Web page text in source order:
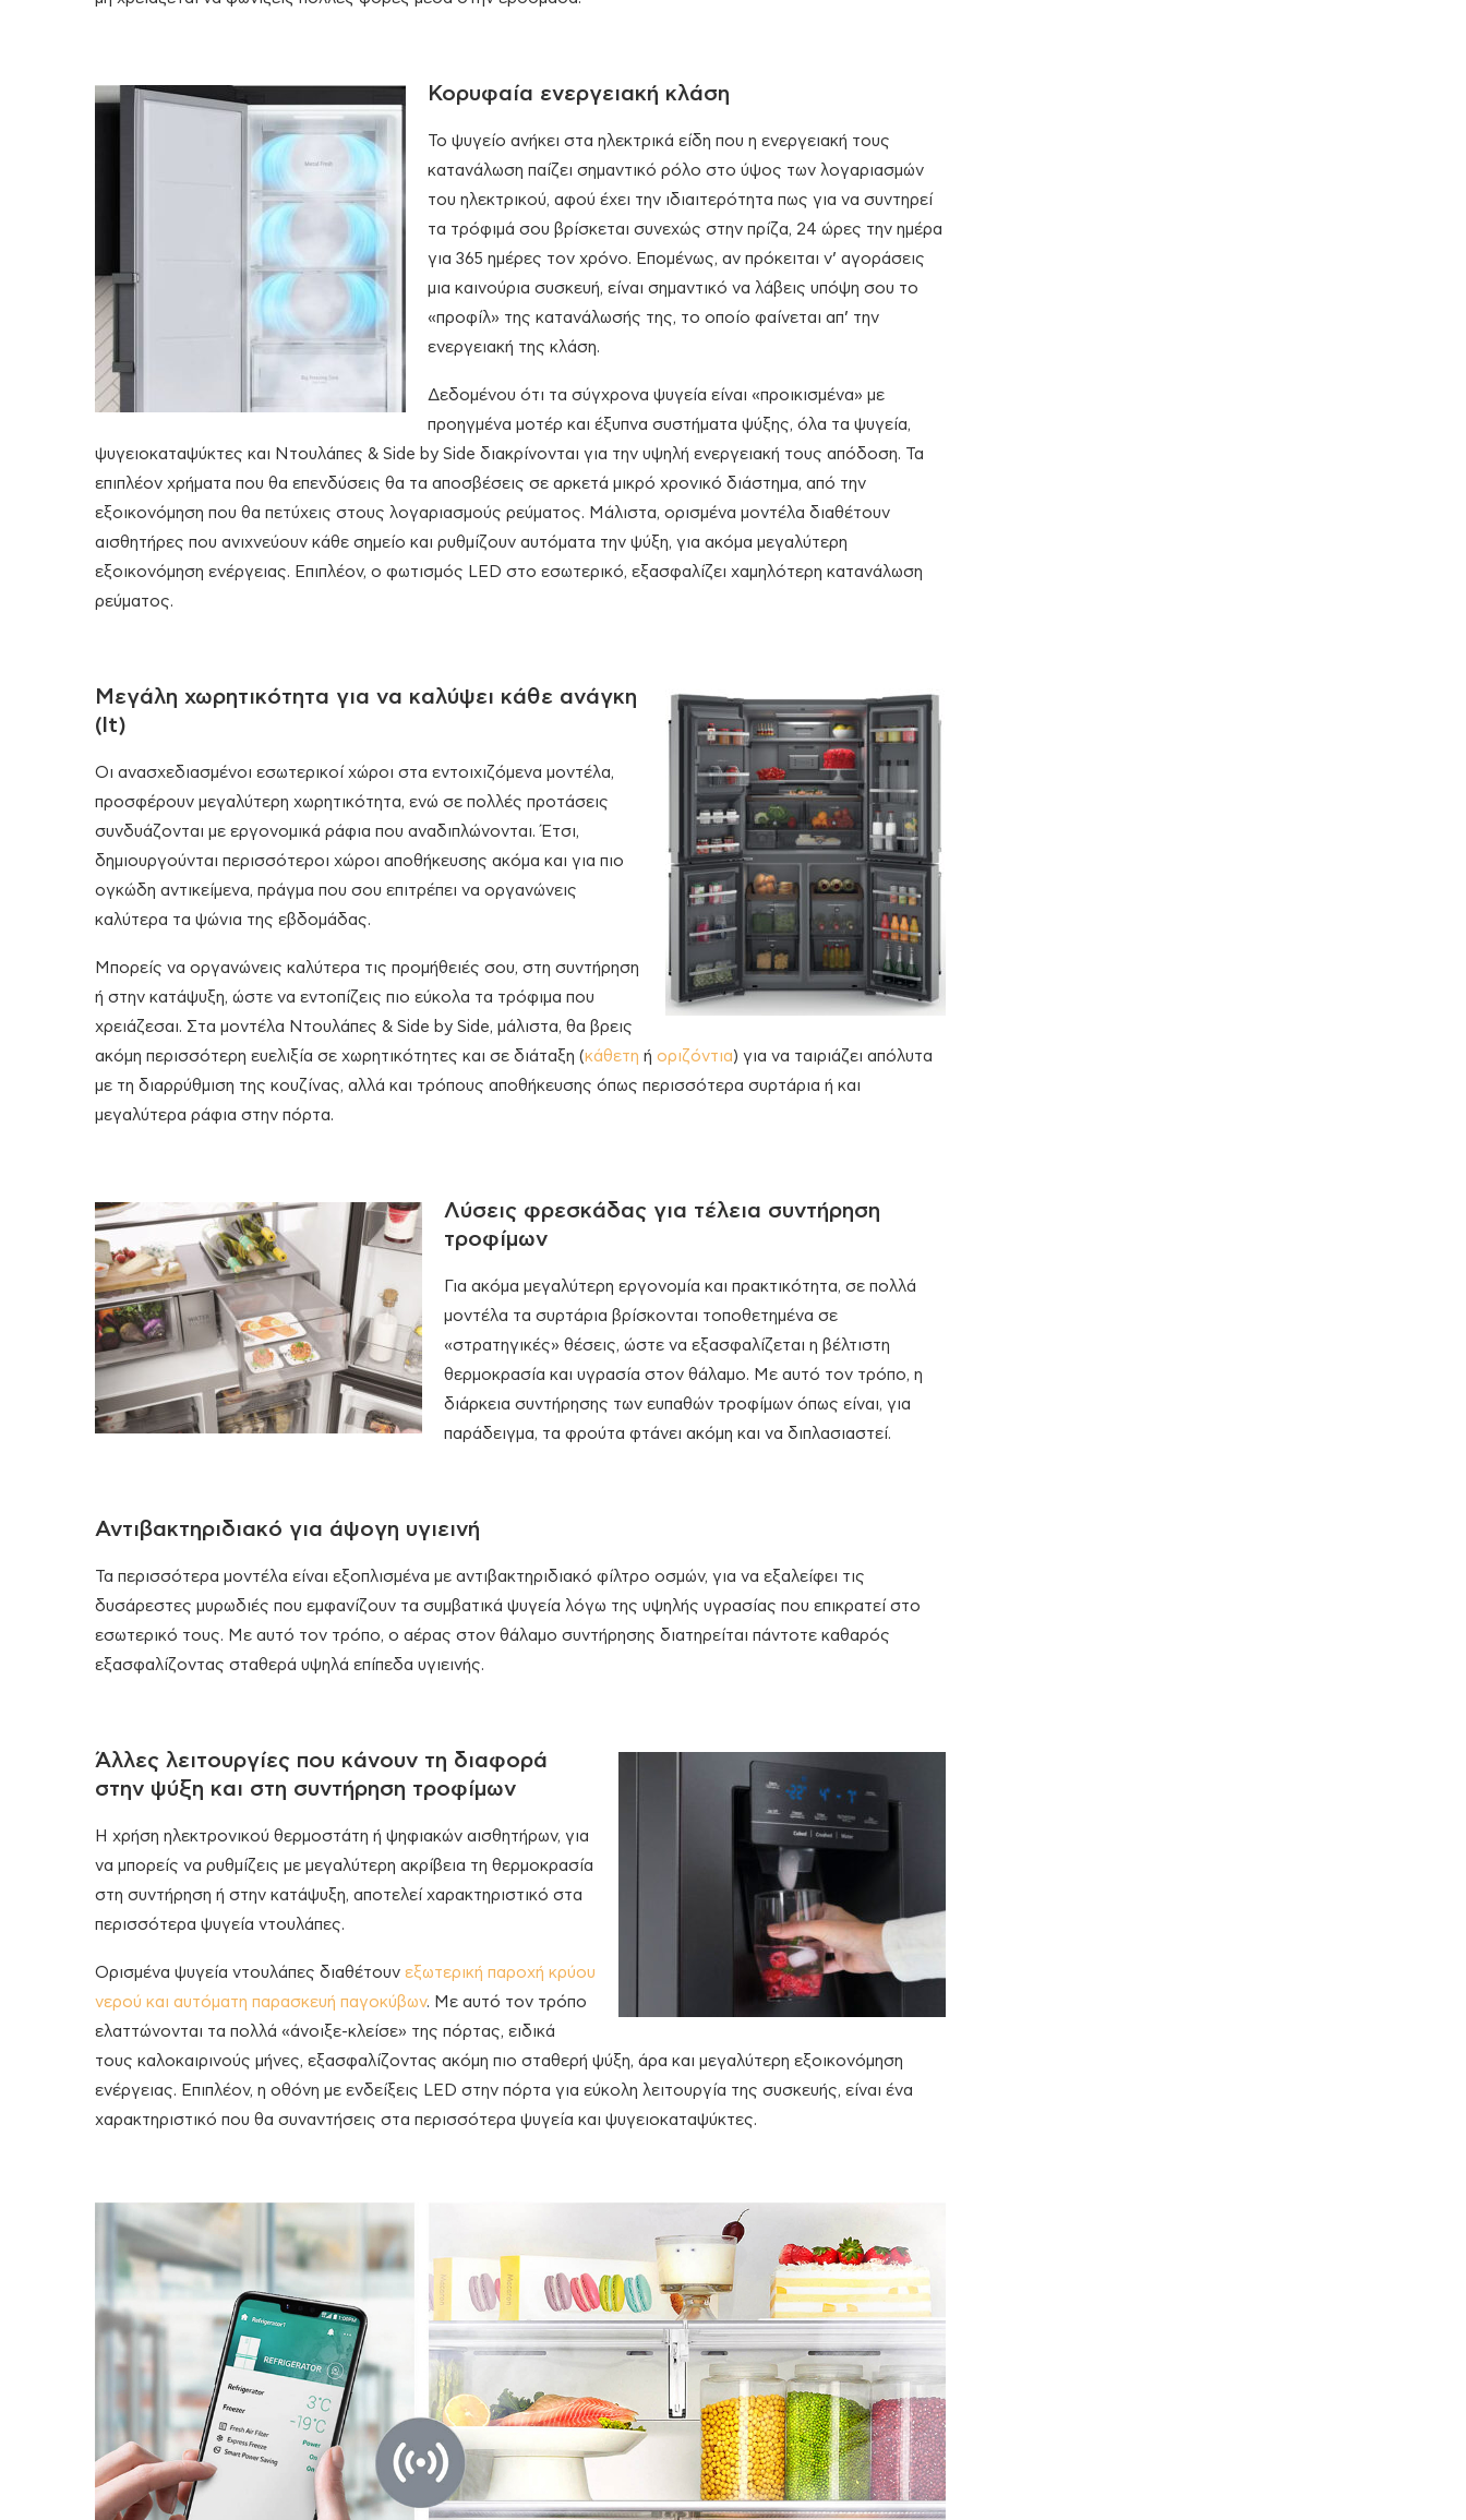
Κορυφαία ενεργειακή κλάση
Το ψυγείο ανήκει στα ηλεκτρικά είδη που η ενεργειακή τους
κατανάλωση παίζει σημαντικό ρόλο στο ύψος των λογαριασμών
του ηλεκτρικού, αφού έχει την ιδιαιτερότητα πως για να συντηρεί
τα τρόφιμά σου βρίσκεται συνεχώς στην πρίζα, 24 ώρες την ημέρα
για 365 ημέρες τον χρόνο. Επομένως, αν πρόκειται ν’ αγοράσεις
μια καινούρια συσκευή, είναι σημαντικό να λάβεις υπόψη σου το
«προφίλ» της κατανάλωσής της, το οποίο φαίνεται απ’ την
ενεργειακή της κλάση.
Δεδομένου ότι τα σύγχρονα ψυγεία είναι «προικισμένα» με
προηγμένα μοτέρ και έξυπνα συστήματα ψύξης, όλα τα ψυγεία,
ψυγειοκαταψύκτες και Ντουλάπες & Side by Side διακρίνονται για την υψηλή ενεργειακή τους απόδοση. Τα
επιπλέον χρήματα που θα επενδύσεις θα τα αποσβέσεις σε αρκετά μικρό χρονικό διάστημα, από την
εξοικονόμηση που θα πετύχεις στους λογαριασμούς ρεύματος. Μάλιστα, ορισμένα μοντέλα διαθέτουν
αισθητήρες που ανιχνεύουν κάθε σημείο και ρυθμίζουν αυτόματα την ψύξη, για ακόμα μεγαλύτερη
εξοικονόμηση ενέργειας. Επιπλέον, ο φωτισμός LED στο εσωτερικό, εξασφαλίζει χαμηλότερη κατανάλωση
ρεύματος.
Μεγάλη χωρητικότητα για να καλύψει κάθε ανάγκη
(lt)
Οι ανασχεδιασμένοι εσωτερικοί χώροι στα εντοιχιζόμενα μοντέλα,
προσφέρουν μεγαλύτερη χωρητικότητα, ενώ σε πολλές προτάσεις
συνδυάζονται με εργονομικά ράφια που αναδιπλώνονται. Έτσι,
δημιουργούνται περισσότεροι χώροι αποθήκευσης ακόμα και για πιο
ογκώδη αντικείμενα, πράγμα που σου επιτρέπει να οργανώνεις
καλύτερα τα ψώνια της εβδομάδας.
Μπορείς να οργανώνεις καλύτερα τις προμήθειές σου, στη συντήρηση
ή στην κατάψυξη, ώστε να εντοπίζεις πιο εύκολα τα τρόφιμα που
χρειάζεσαι. Στα μοντέλα Ντουλάπες & Side by Side, μάλιστα, θα βρεις
ακόμη περισσότερη ευελιξία σε χωρητικότητες και σε διάταξη (κάθετη ή οριζόντια) για να ταιριάζει απόλυτα
με τη διαρρύθμιση της κουζίνας, αλλά και τρόπους αποθήκευσης όπως περισσότερα συρτάρια ή και
μεγαλύτερα ράφια στην πόρτα.
Λύσεις φρεσκάδας για τέλεια συντήρηση
τροφίμων
Για ακόμα μεγαλύτερη εργονομία και πρακτικότητα, σε πολλά
μοντέλα τα συρτάρια βρίσκονται τοποθετημένα σε
«στρατηγικές» θέσεις, ώστε να εξασφαλίζεται η βέλτιστη
θερμοκρασία και υγρασία στον θάλαμο. Με αυτό τον τρόπο, η
διάρκεια συντήρησης των ευπαθών τροφίμων όπως είναι, για
παράδειγμα, τα φρούτα φτάνει ακόμη και να διπλασιαστεί.
Αντιβακτηριδιακό για άψογη υγιεινή
Τα περισσότερα μοντέλα είναι εξοπλισμένα με αντιβακτηριδιακό φίλτρο οσμών, για να εξαλείφει τις
δυσάρεστες μυρωδιές που εμφανίζουν τα συμβατικά ψυγεία λόγω της υψηλής υγρασίας που επικρατεί στο
εσωτερικό τους. Με αυτό τον τρόπο, ο αέρας στον θάλαμο συντήρησης διατηρείται πάντοτε καθαρός
εξασφαλίζοντας σταθερά υψηλά επίπεδα υγιεινής.
Άλλες λειτουργίες που κάνουν τη διαφορά
στην ψύξη και στη συντήρηση τροφίμων
Η χρήση ηλεκτρονικού θερμοστάτη ή ψηφιακών αισθητήρων, για
να μπορείς να ρυθμίζεις με μεγαλύτερη ακρίβεια τη θερμοκρασία
στη συντήρηση ή στην κατάψυξη, αποτελεί χαρακτηριστικό στα
περισσότερα ψυγεία ντουλάπες.
Ορισμένα ψυγεία ντουλάπες διαθέτουν εξωτερική παροχή κρύου
νερού και αυτόματη παρασκευή παγοκύβων. Με αυτό τον τρόπο
ελαττώνονται τα πολλά «άνοιξε-κλείσε» της πόρτας, ειδικά
τους καλοκαιρινούς μήνες, εξασφαλίζοντας ακόμη πιο σταθερή ψύξη, άρα και μεγαλύτερη εξοικονόμηση
ενέργειας. Επιπλέον, η οθόνη με ενδείξεις LED στην πόρτα για εύκολη λειτουργία της συσκευής, είναι ένα
χαρακτηριστικό που θα συναντήσεις στα περισσότερα ψυγεία και ψυγειοκαταψύκτες.